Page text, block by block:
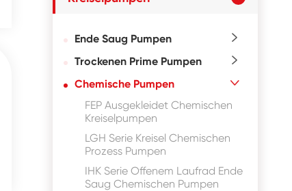
Ende Saug Pumpen 
Trockenen Prime Pumpen 
Chemische Pumpen 
FEP Ausgekleidet Chemischen
Kreiselpumpen
LGH Serie Kreisel Chemischen
Prozess Pumpen
IHK Serie Offenem Laufrad Ende
Saug Chemischen Pumpen